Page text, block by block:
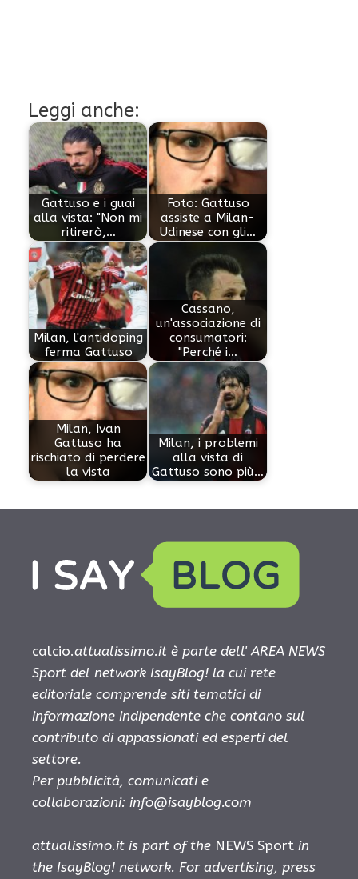
Leggi anche:
Gattuso e i guai
alla vista: "Non mi
ritirerò,…
Foto: Gattuso
assiste a Milan-
Udinese con gli…
Milan, l'antidoping
ferma Gattuso
Cassano,
un'associazione di
consumatori:
"Perché i…
Milan, Ivan
Gattuso ha
rischiato di perdere
la vista
Milan, i problemi
alla vista di
Gattuso sono più…
calcio.attualissimo.it è parte dell' AREA NEWS
Sport del network IsayBlog! la cui rete
editoriale comprende siti tematici di
informazione indipendente che contano sul
contributo di appassionati ed esperti del
settore.
Per pubblicità, comunicati e
collaborazioni: info@isayblog.com
attualissimo.it is part of the NEWS Sport in
the IsayBlog! network. For advertising, press